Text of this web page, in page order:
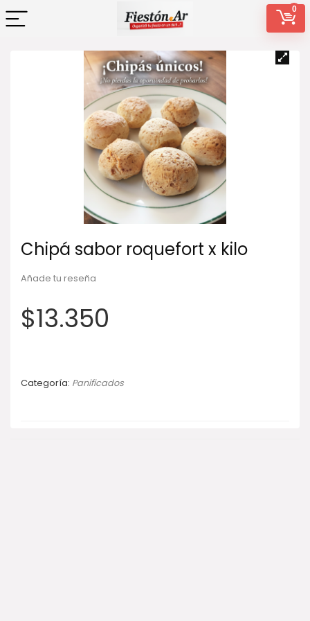
0
Chipá sabor roquefort x kilo
Añade tu reseña
$13.350
Categoría: Panificados